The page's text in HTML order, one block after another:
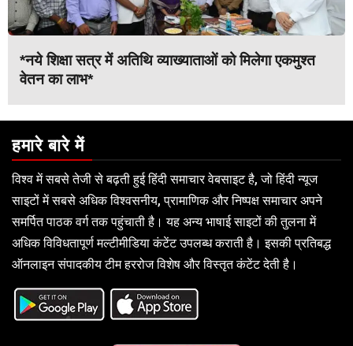
*नये शिक्षा सत्र में अतिथि व्याख्याताओं को मिलेगा एकमुश्त
वेतन का लाभ*
हमारे बारे में
विश्व में सबसे तेजी से बढ़ती हुई हिंदी समाचार वेबसाइट है, जो हिंदी न्यूज
साइटों में सबसे अधिक विश्वसनीय, प्रामाणिक और निष्पक्ष समाचार अपने
समर्पित पाठक वर्ग तक पहुंचाती है। यह अन्य भाषाई साइटों की तुलना में
अधिक विविधतापूर्ण मल्टीमीडिया कंटेंट उपलब्ध कराती है। इसकी प्रतिबद्ध
ऑनलाइन संपादकीय टीम हररोज विशेष और विस्तृत कंटेंट देती है।